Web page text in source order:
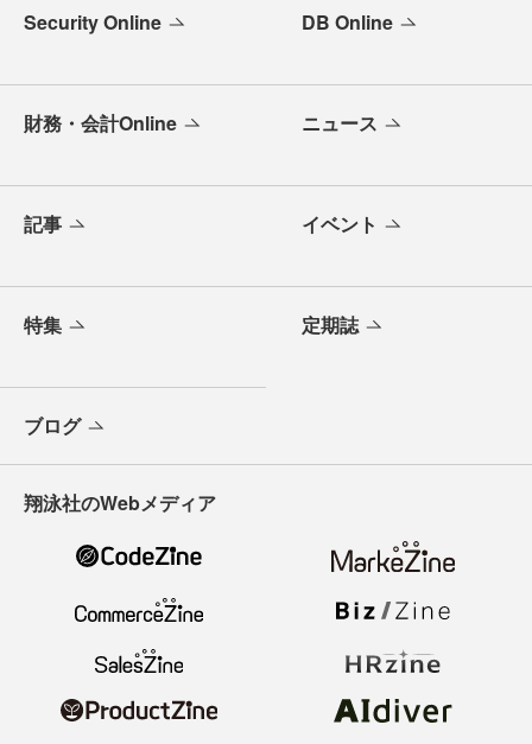
Security Online DB Online
財務・会計Online ニュース
記事 イベント
特集 定期誌
ブログ
翔泳社のWebメディア